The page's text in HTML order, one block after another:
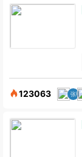
123063